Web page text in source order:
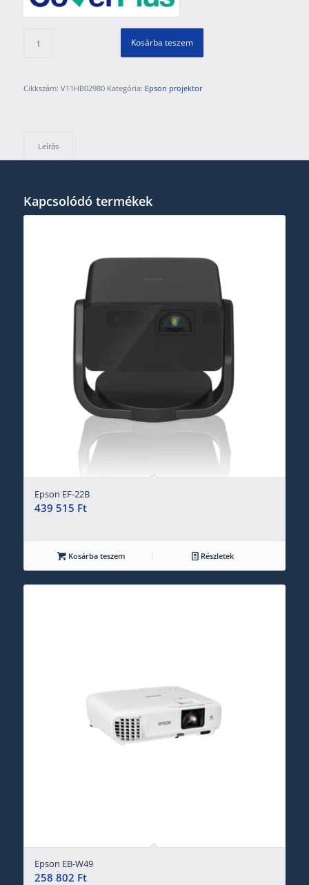
Kosárba teszem
Cikkszám: V11HB02980 Kategória: Epson projektor
Leírás
Kapcsolódó termékek
Epson EF-22B
439 515 Ft
Kosárba teszem Részletek
Epson EB-W49
258 802 Ft